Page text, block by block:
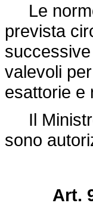
Le
prevista
valevoli
esattorie e
Il
sono
Art.